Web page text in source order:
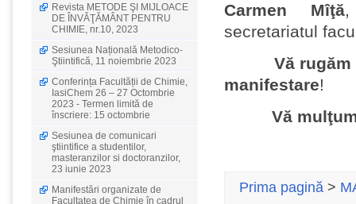
Revista METODE ŞI MIJLOACE
DE ÎNVĂŢĂMÂNT PENTRU
CHIMIE, nr.10, 2023
Sesiunea Națională Metodico-
Ştiintifică, 11 noiembrie 2023
Conferința Facultății de Chimie,
IasiChem 26 – 27 Octombrie
2023 - Termen limită de
înscriere: 15 octombrie
Sesiunea de comunicari
ştiintifice a studentilor,
masteranzilor si doctoranzilor,
23 iunie 2023
Manifestări organizate de
Facultatea de Chimie în cadrul
Carmen Mîţă
secretariatul
Vă
manifestare!
Vă
Prima pagină >